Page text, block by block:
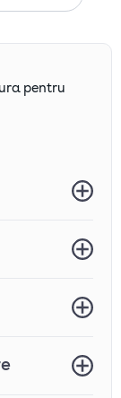
pentru
rapid